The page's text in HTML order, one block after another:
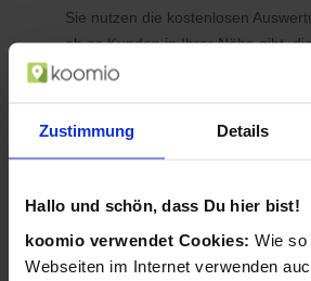
Zustimmung Details
Hallo und schön, dass Du hier bist!
koomio verwendet Cookies: Wie so
Webseiten im Internet verwenden
Sie nutzen die kostenlosen
ob es Kunden in Ihrer Nähe gibt,
Haarschnitt oder eine TÜV-
haben, tragen Sie für diesen